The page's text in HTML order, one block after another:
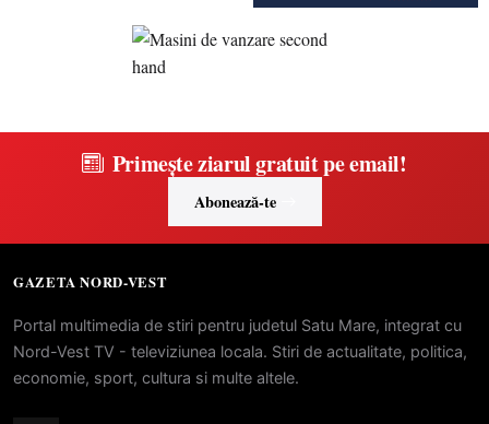
Primește ziarul gratuit pe email!
Abonează-te
GAZETA NORD-VEST
Portal multimedia de stiri pentru judetul Satu Mare, integrat cu
Nord-Vest TV - televiziunea locala. Stiri de actualitate, politica,
economie, sport, cultura si multe altele.